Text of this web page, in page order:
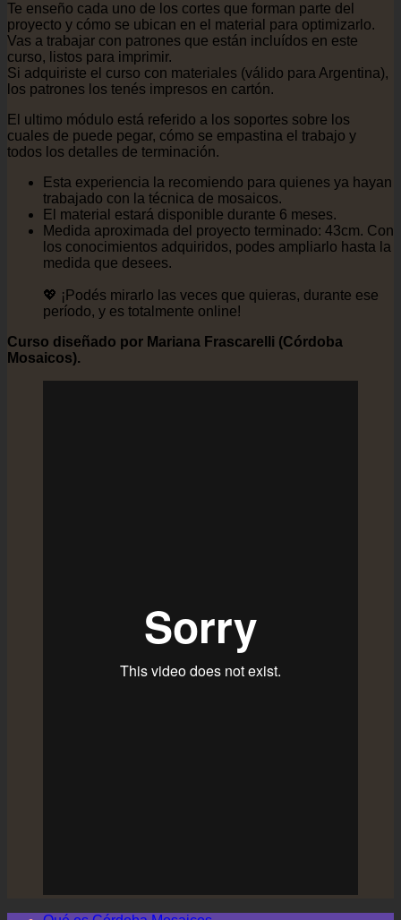
Te enseño cada uno de los cortes que forman parte del
proyecto y cómo se ubican en el material para optimizarlo.
Vas a trabajar con patrones que están incluídos en este
curso, listos para imprimir.
Si adquiriste el curso con materiales (válido para Argentina),
los patrones los tenés impresos en cartón.
El ultimo módulo está referido a los soportes sobre los
cuales de puede pegar, cómo se empastina el trabajo y
todos los detalles de terminación.
Esta experiencia la recomiendo para quienes ya hayan
trabajado con la técnica de mosaicos.
El material estará disponible durante 6 meses.
Medida aproximada del proyecto terminado: 43cm. Con
los conocimientos adquiridos, podes ampliarlo hasta la
medida que desees.
💖 ¡Podés mirarlo las veces que quieras, durante ese
período, y es totalmente online!
Curso diseñado por Mariana Frascarelli (Córdoba
Mosaicos).